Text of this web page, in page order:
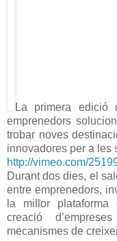
La primera edició
emprenedors
trobar noves
innovadores per a les
http://vimeo.com/
Durant dos dies, el
entre emprenedors,
la millor plataforma
creació
mecanismes de